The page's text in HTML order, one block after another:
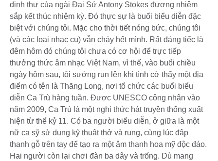
dinh thự của ngài Đại Sứ Antony Stokes đương nhiệm
sắp kết thúc nhiệm kỳ. Đó thực sự là buổi biểu diễn đặc
biệt với chúng tôi. Mặc cho thời tiết nóng bức, chúng tôi
(và các loại nhạc cụ) vẫn cháy hết mình. Rất đáng tiếc là
đêm hôm đó chúng tôi chưa có cơ hội để trực tiếp
thưởng thức âm nhạc Việt Nam, vì thế, vào buổi chiều
ngày hôm sau, tôi sướng run lên khi tình cờ thấy một địa
điểm có tên là Thăng Long, nơi tổ chức các buổi biểu
diễn Ca Trù hàng tuần. Được UNESCO công nhận vào
năm 2009, Ca Trù là một nghi thức hát truyền thống xuất
hiện từ thể kỷ 11. Có ba người biểu diễn, ở giữa là một
nữ ca sỹ sử dụng kỹ thuật thở và rung, cùng lúc đập
thanh gỗ trên tay để tạo ra một âm thanh hoa mỹ độc đáo.
Hai người còn lại chơi đàn ba dây và trống. Dù mang